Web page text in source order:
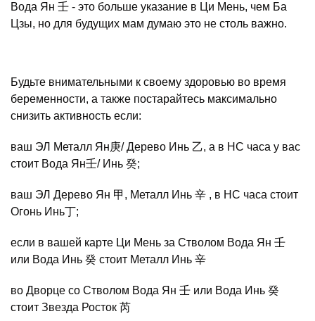
Вода Ян 壬 - это больше указание в Ци Мень, чем Ба
Цзы, но для будущих мам думаю это не столь важно.
Будьте внимательными к своему здоровью во время
беременности, а также постарайтесь максимально
снизить активность если:
ваш ЭЛ Металл Ян庚/ Дерево Инь 乙, а в НС часа у вас
стоит Вода Ян壬/ Инь 癸;
ваш ЭЛ Дерево Ян 甲, Металл Инь 辛 , в НС часа стоит
Огонь Инь丁;
если в вашей карте Ци Мень за Стволом Вода Ян 壬
или Вода Инь 癸 стоит Металл Инь 辛
во Дворце со Стволом Вода Ян 壬 или Вода Инь 癸
стоит Звезда Росток 芮